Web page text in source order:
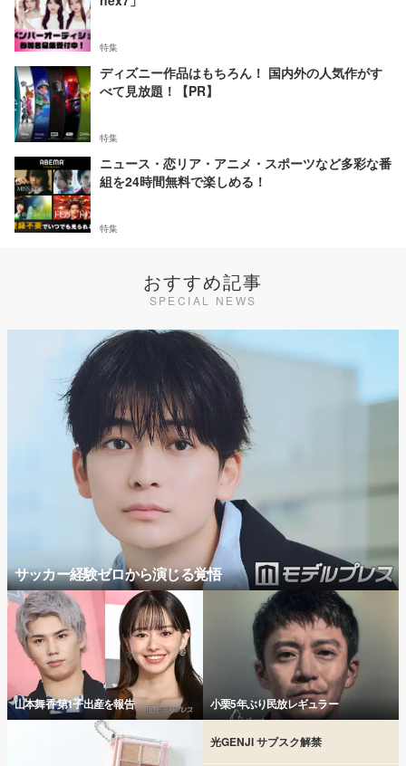
特集
ディズニー作品はもちろん！ 国内外の人気作がす
べて見放題！【PR】
特集
ニュース・恋リア・アニメ・スポーツなど多彩な番
組を24時間無料で楽しめる！
特集
おすすめ記事
SPECIAL NEWS
サッカー経験ゼロから演じる覚悟
山本舞香 第1子出産を報告 小栗5年ぶり民放レギュラー
光GENJI サブスク解禁